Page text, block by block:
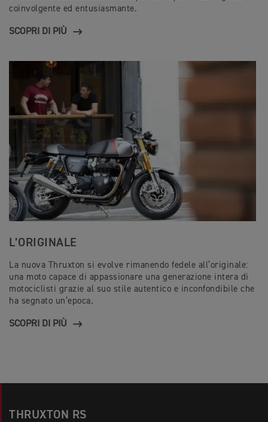
coinvolgente ed entusiasmante.
SCOPRI DI PIÙ
L’ORIGINALE
La nuova Thruxton si evolve rimanendo fedele all’originale:
una moto capace di appassionare una generazione intera di
motociclisti grazie al suo stile autentico e inconfondibile che
ha segnato un’epoca.
SCOPRI DI PIÙ
THRUXTON RS